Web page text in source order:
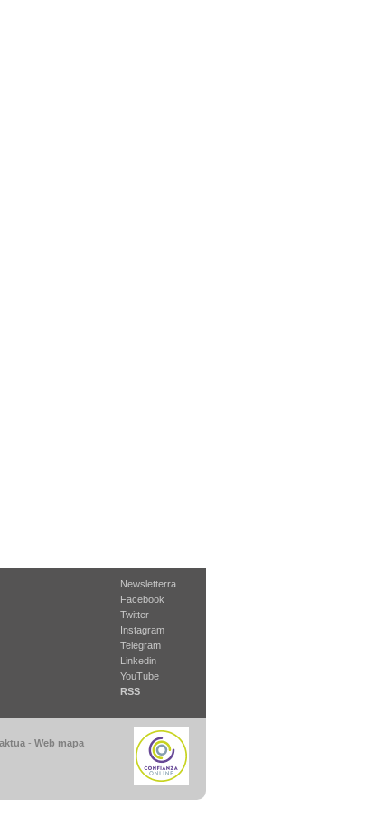
Newsletterra
Facebook
Twitter
Instagram
Telegram
Linkedin
YouTube
RSS
- Web mapa